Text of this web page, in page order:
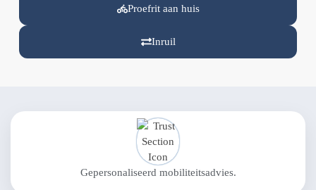
Proefrit aan huis
Inruil
Gepersonaliseerd mobiliteitsadvies.